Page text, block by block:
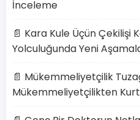
İnceleme
📄 Kara Kule Üçün Çekilişi
Yolculuğunda Yeni
📄 Mükemmeliyetçilik
Mükemmeliyetçilikten